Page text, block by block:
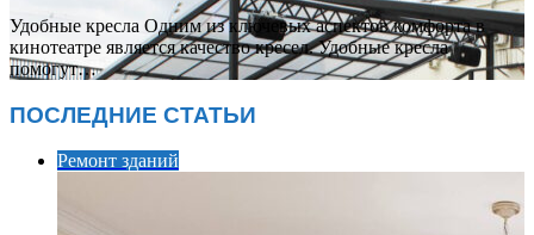
Удобные кресла Одним из ключевых аспектов комфорта в
кинотеатре является качество кресел. Удобные кресла
помогут…
ПОСЛЕДНИЕ СТАТЬИ
Ремонт зданий